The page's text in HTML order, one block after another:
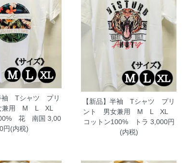
袖 Tシャツ プリ
兼用 M L XL
花 南国 3,00
0円(内税)
【新品】半袖 Tシャツ プリ
ント 男女兼用 M L XL
コットン100% トラ 3,000円
(内税)